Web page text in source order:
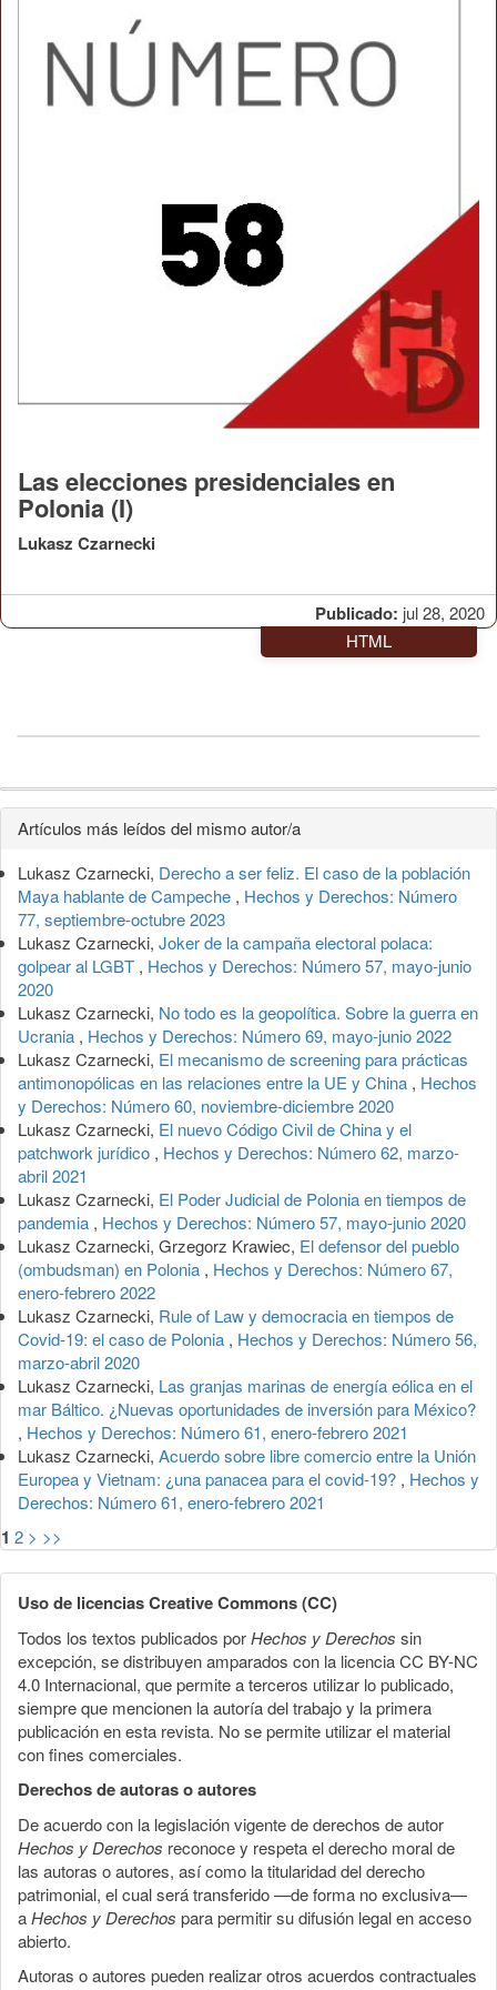
Publicado: jul 28, 2020
Las elecciones presidenciales en
Polonia (I)
Lukasz Czarnecki
HTML
Detalles
del
artículo
Artículos más leídos del mismo autor/a
Lukasz Czarnecki, Derecho a ser feliz. El caso de la población
Maya hablante de Campeche , Hechos y Derechos: Número
77, septiembre-octubre 2023
Lukasz Czarnecki, Joker de la campaña electoral polaca:
golpear al LGBT , Hechos y Derechos: Número 57, mayo-junio
2020
Lukasz Czarnecki, No todo es la geopolítica. Sobre la guerra en
Ucrania , Hechos y Derechos: Número 69, mayo-junio 2022
Lukasz Czarnecki, El mecanismo de screening para prácticas
antimonopólicas en las relaciones entre la UE y China , Hechos
y Derechos: Número 60, noviembre-diciembre 2020
Lukasz Czarnecki, El nuevo Código Civil de China y el
patchwork jurídico , Hechos y Derechos: Número 62, marzo-
abril 2021
Lukasz Czarnecki, El Poder Judicial de Polonia en tiempos de
pandemia , Hechos y Derechos: Número 57, mayo-junio 2020
Lukasz Czarnecki, Grzegorz Krawiec, El defensor del pueblo
(ombudsman) en Polonia , Hechos y Derechos: Número 67,
enero-febrero 2022
Lukasz Czarnecki, Rule of Law y democracia en tiempos de
Covid-19: el caso de Polonia , Hechos y Derechos: Número 56,
marzo-abril 2020
Lukasz Czarnecki, Las granjas marinas de energía eólica en el
mar Báltico. ¿Nuevas oportunidades de inversión para México?
, Hechos y Derechos: Número 61, enero-febrero 2021
Lukasz Czarnecki, Acuerdo sobre libre comercio entre la Unión
Europea y Vietnam: ¿una panacea para el covid-19? , Hechos y
Derechos: Número 61, enero-febrero 2021
1 2 > >>
Uso de licencias Creative Commons (CC)
Todos los textos publicados porHechos y Derechos sin
excepción, se distribuyen amparados con la licencia CC BY-NC
4.0 Internacional, que permite a terceros utilizar lo publicado,
siempre que mencionen la autoría del trabajo y la primera
publicación en esta revista. No se permite utilizar el material
con fines comerciales.
Derechos de autoras o autores
De acuerdo con la legislación vigente de derechos de autor
Hechos y Derechos reconoce y respeta el derecho moral de
las autoras o autores, así como la titularidad del derecho
patrimonial, el cual será transferido —de forma no exclusiva—
aHechos y Derechos para permitir su difusión legal en acceso
abierto.
Autoras o autores pueden realizar otros acuerdos contractuales